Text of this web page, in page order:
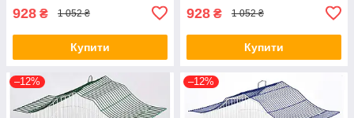
928 ₴ 1 052 ₴
Купити
928 ₴ 1 052 ₴
Купити
–12% –12%